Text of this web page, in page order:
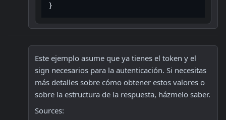
Este ejemplo asume que ya tienes el token y el
sign necesarios para la autenticación. Si necesitas
más detalles sobre cómo obtener estos valores o
sobre la estructura de la respuesta, házmelo saber.
Sources: